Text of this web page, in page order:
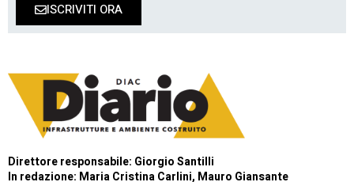
ISCRIVITI ORA
Direttore responsabile: Giorgio Santilli
In redazione: Maria Cristina Carlini, Mauro Giansante